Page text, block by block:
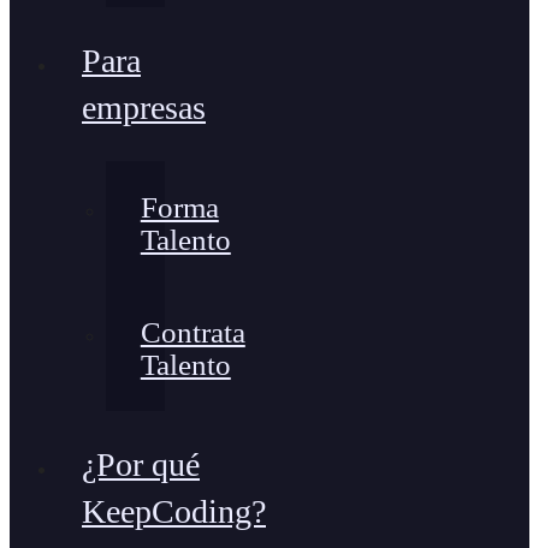
Para
empresas
Forma
Talento
Contrata
Talento
¿Por qué
KeepCoding?